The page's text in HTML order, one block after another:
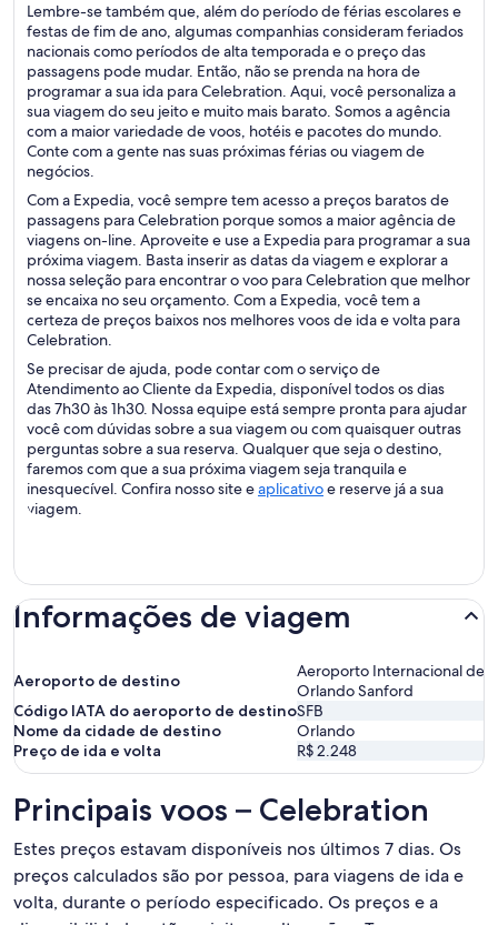
Lembre-se também que, além do período de férias escolares e
festas de fim de ano, algumas companhias consideram feriados
nacionais como períodos de alta temporada e o preço das
passagens pode mudar. Então, não se prenda na hora de
programar a sua ida para Celebration. Aqui, você personaliza a
sua viagem do seu jeito e muito mais barato. Somos a agência
com a maior variedade de voos, hotéis e pacotes do mundo.
Conte com a gente nas suas próximas férias ou viagem de
negócios.
Com a Expedia, você sempre tem acesso a preços baratos de
passagens para Celebration porque somos a maior agência de
viagens on-line. Aproveite e use a Expedia para programar a sua
próxima viagem. Basta inserir as datas da viagem e explorar a
nossa seleção para encontrar o voo para Celebration que melhor
se encaixa no seu orçamento. Com a Expedia, você tem a
certeza de preços baixos nos melhores voos de ida e volta para
Celebration.
Se precisar de ajuda, pode contar com o serviço de
Atendimento ao Cliente da Expedia, disponível todos os dias
das 7h30 às 1h30. Nossa equipe está sempre pronta para ajudar
você com dúvidas sobre a sua viagem ou com quaisquer outras
perguntas sobre a sua reserva. Qualquer que seja o destino,
faremos com que a sua próxima viagem seja tranquila e
inesquecível. Confira nosso site eaplicativoe reserve já a sua
viagem.
Informações de viagem
Aeroporto de destino
Aeroporto Internacional de
Orlando Sanford
Código IATA do aeroporto de destinoSFB
Nome da cidade de destino
Orlando
Preço de ida e volta
R$ 2.248
Principais voos – Celebration
Estes preços estavam disponíveis nos últimos 7 dias. Os
preços calculados são por pessoa, para viagens de ida e
volta, durante o período especificado. Os preços e a